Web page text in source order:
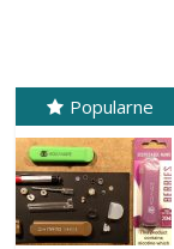
Popularne